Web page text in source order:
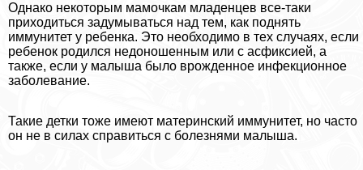
Однако некоторым мамочкам младенцев все-таки
приходиться задумываться над тем, как поднять
иммунитет у ребенка. Это необходимо в тех случаях, если
ребенок родился недоношенным или с асфиксией, а
также, если у малыша было врожденное инфекционное
заболевание.
Такие детки тоже имеют материнский иммунитет, но часто
он не в силах справиться с болезнями малыша.